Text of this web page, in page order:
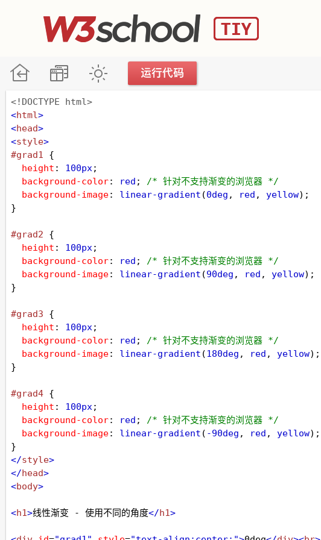
<!DOCTYPE html>
<html>
<head>
<style>
#grad1 {
height : 100px;
background-color: red ; /* 针对不支持渐变的浏览器 */
background-image: linear-gradient (0deg , red , yellow);
}
#grad2 {
height : 100px;
background-color: red ; /* 针对不支持渐变的浏览器 */
background-image: linear-gradient (90deg , red , yellow);
}
#grad3 {
height : 100px;
background-color: red ; /* 针对不支持渐变的浏览器 */
background-image: linear-gradient (180deg , red , yellow);
}
#grad4 {
height : 100px;
background-color: red ; /* 针对不支持渐变的浏览器 */
background-image: linear-gradient ( -90deg , red , yellow);
}
</style>
</head>
<body>
<h1>线性渐变 - 使用不同的角度</h1>